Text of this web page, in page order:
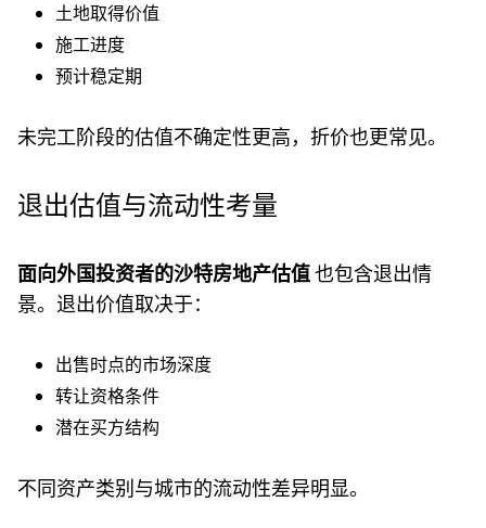
土地取得价值
施工进度
预计稳定期
未完工阶段的估值不确定性更高，折价也更常见。
退出估值与流动性考量
面向外国投资者的沙特房地产估值也包含退出情
景。退出价值取决于：
出售时点的市场深度
转让资格条件
潜在买方结构
不同资产类别与城市的流动性差异明显。